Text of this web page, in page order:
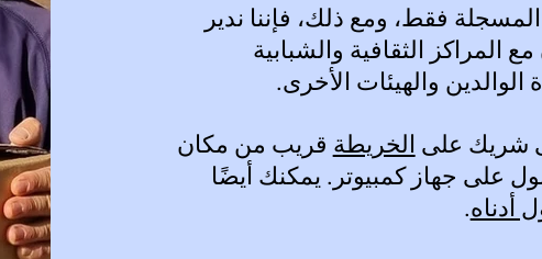
فقط، ومع ذلك، فإننا ندير
الثقافية والشبابية
والهيئات الأخرى.
شريك على الخريطة قريب من مكان
على جهاز كمبيوتر. يمكنك أيضًا
أدناه.